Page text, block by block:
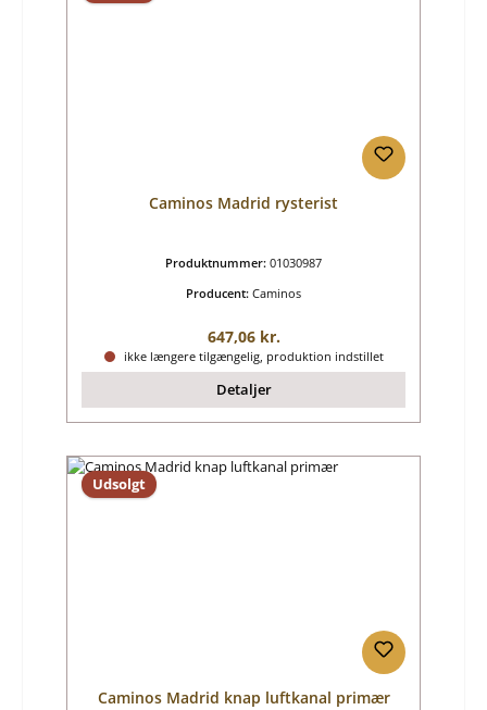
Caminos Madrid rysterist
Produktnummer: 01030987
Producent: Caminos
Almindelig pris:
647,06 kr.
ikke længere tilgængelig, produktion indstillet
Detaljer
Udsolgt
Caminos Madrid knap luftkanal primær